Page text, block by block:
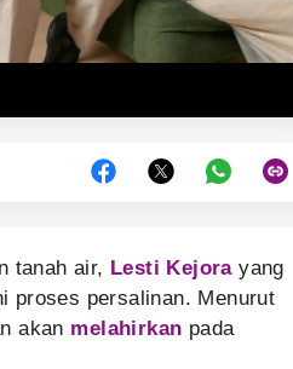
tanah air, Lesti Kejorayang
proses persalinan. Menurut
akan melahirkan pada